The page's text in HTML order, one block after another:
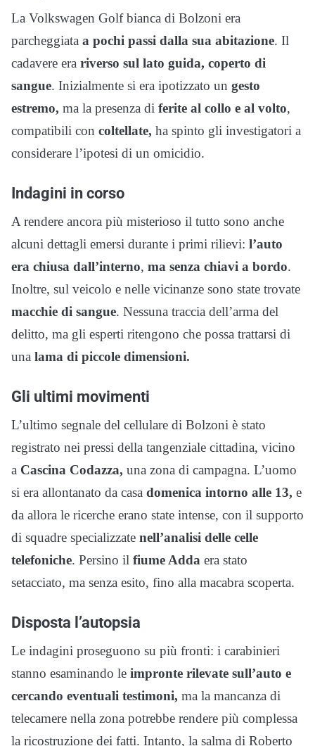
La Volkswagen Golf bianca di Bolzoni era
parcheggiata a pochi passi dalla sua abitazione. Il
cadavere era riverso sul lato guida, coperto di
sangue. Inizialmente si era ipotizzato un gesto
estremo, ma la presenza di ferite al collo e al volto,
compatibili con coltellate, ha spinto gli investigatori a
considerare l’ipotesi di un omicidio.
Indagini in corso
A rendere ancora più misterioso il tutto sono anche
alcuni dettagli emersi durante i primi rilievi: l’auto
era chiusa dall’interno, ma senza chiavi a bordo.
Inoltre, sul veicolo e nelle vicinanze sono state trovate
macchie di sangue. Nessuna traccia dell’arma del
delitto, ma gli esperti ritengono che possa trattarsi di
una lama di piccole dimensioni.
Gli ultimi movimenti
L’ultimo segnale del cellulare di Bolzoni è stato
registrato nei pressi della tangenziale cittadina, vicino
a Cascina Codazza, una zona di campagna. L’uomo
si era allontanato da casa domenica intorno alle 13, e
da allora le ricerche erano state intense, con il supporto
di squadre specializzate nell’analisi delle celle
telefoniche. Persino il fiume Adda era stato
setacciato, ma senza esito, fino alla macabra scoperta.
Disposta l’autopsia
Le indagini proseguono su più fronti: i carabinieri
stanno esaminando le impronte rilevate sull’auto e
cercando eventuali testimoni, ma la mancanza di
telecamere nella zona potrebbe rendere più complessa
la ricostruzione dei fatti. Intanto, la salma di Roberto